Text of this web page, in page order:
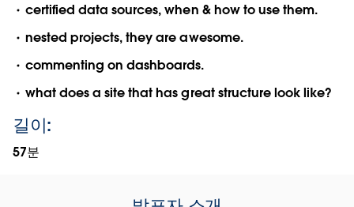
certified data sources, when & how to use them.
nested projects, they are awesome.
commenting on dashboards.
what does a site that has great structure look like?
길이:
57분